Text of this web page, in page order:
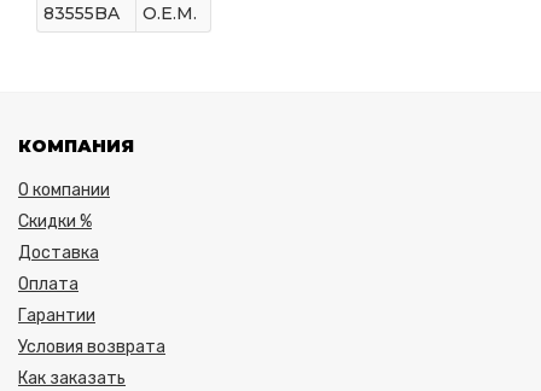
83555BA
O.E.M.
КОМПАНИЯ
О компании
Скидки %
Доставка
Оплата
Гарантии
Условия возврата
Как заказать